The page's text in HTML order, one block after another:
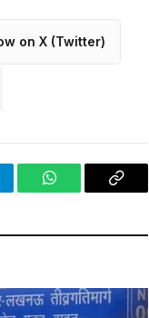
on X (Twitter)
WhatsAppCopy